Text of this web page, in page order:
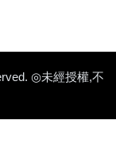
◎未經授權,不